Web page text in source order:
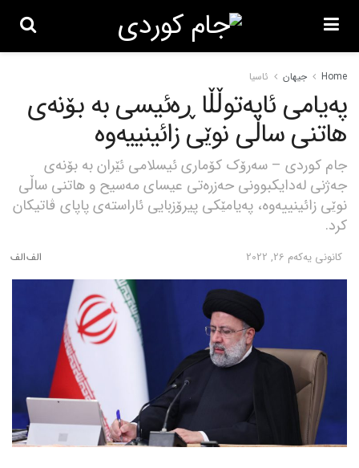
Home جیهان ئاسیا
پەیامی ئایەتوڵڵا ڕەئیسی بە بۆنەی
هاتنی ساڵی نوێی زائینییەوە
جام کوردی – سەرۆک کۆماری ئیسلامی ئێران بە بۆنەی
جەژنی لەدایکبوونی حەزرەتی عیسای مەسیح و هاتنی ساڵی
نوێی زائینییەوە، پەیامێکی پیرۆزبایی ئاراستەی پاپای ڤاتیکان
کرد.
كانونی یه‌كه‌م 26, 2022